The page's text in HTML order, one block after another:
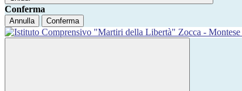
Conferma
Annulla Conferma